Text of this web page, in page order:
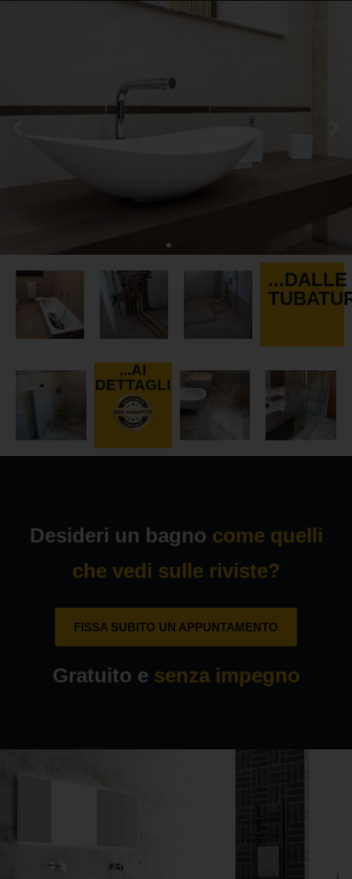
ARREDO BAGNO
Hai uno stile che preferisci? Nel nostro
showroom troverai sicuramente il
mobile fa al caso tuo
...DALLE
...AI
DETTAGLI
Desideri un bagno come quelli
che vedi sulle riviste?
FISSA SUBITO UN APPUNTAMENTO
Gratuito e senza impegno